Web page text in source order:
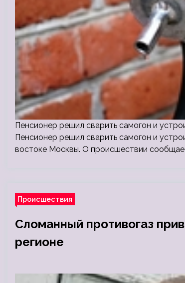
Пенсионер решил сварить самогон и
Пенсионер решил сварить самогон и
востоке Москвы. О происшествии
Происшествия
Сломанный противогаз
регионе